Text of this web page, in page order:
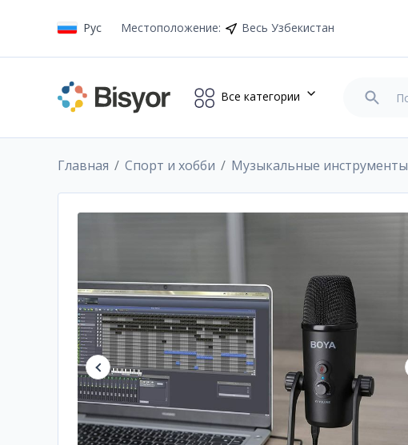
Рус Местоположение: Весь Узбекистан
Все категории
Главная Спорт и хобби Музыкальные инструменты